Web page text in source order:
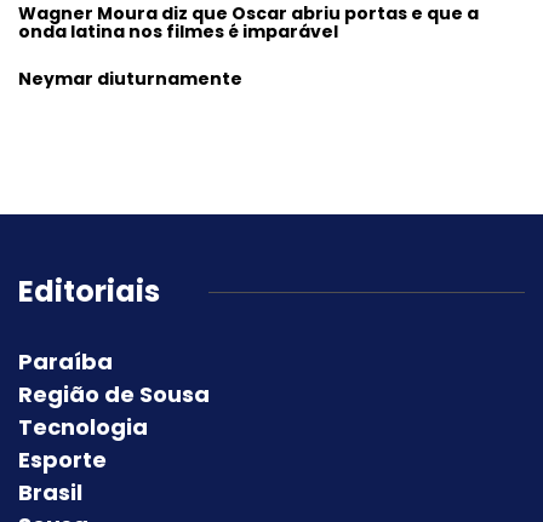
Wagner Moura diz que Oscar abriu portas e que a
onda latina nos filmes é imparável
Neymar diuturnamente
Editoriais
Paraíba
Região de Sousa
Tecnologia
Esporte
Brasil